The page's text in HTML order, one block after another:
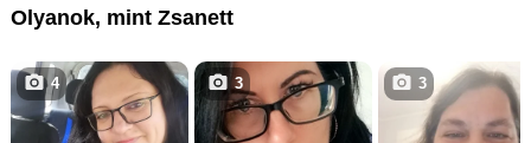
Olyanok, mint Zsanett
4 3 3